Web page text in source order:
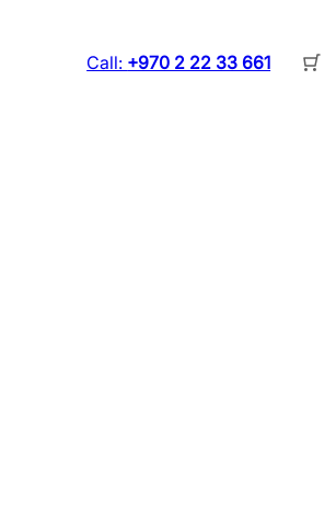
Call: +970 2 22 33 661